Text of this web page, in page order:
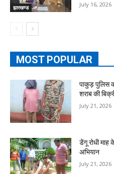
झारखण्ड July 16, 2026
MOST POPULAR
पाकुड़ पुलिस
शराब की
July 21, 2026
डेंगू रोधी
अभियान
July 21, 2026